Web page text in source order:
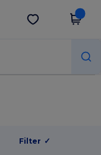
App holen
Filter ✓